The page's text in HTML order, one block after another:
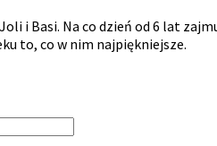
i Basi. Na co dzień od 6 lat
to, co w nim najpiękniejsze.